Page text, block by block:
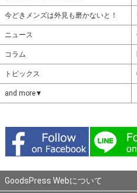
今どきメンズは外見も磨かないと！
ニュース
コラム
トピックス
and more▼
GoodsPress Webについて